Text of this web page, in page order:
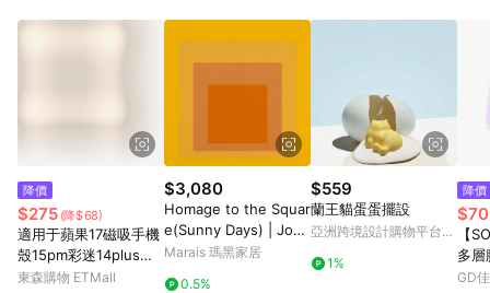
降價
$275 (降$68)
適用于蘋果17磁吸手機
殼15pm彩迷14plus雙
層p硅膠iphone16pro
東森購物 ETMall
$3,080
Homage to the Squar
e(Sunny Days) | Jose
f Albers - 銀色鋁框-中
Marais 瑪黑家居
0.5%
$559
蘭王貓蛋蛋擺設
亞洲跨境設計購物平台
1%
降價
【
多層
綠/
GD